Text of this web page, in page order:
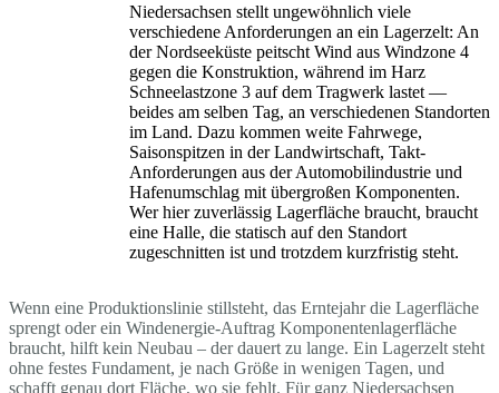
Niedersachsen stellt ungewöhnlich viele
verschiedene Anforderungen an ein Lagerzelt: An
der Nordseeküste peitscht Wind aus Windzone 4
gegen die Konstruktion, während im Harz
Schneelastzone 3 auf dem Tragwerk lastet —
beides am selben Tag, an verschiedenen Standorten
im Land. Dazu kommen weite Fahrwege,
Saisonspitzen in der Landwirtschaft, Takt-
Anforderungen aus der Automobilindustrie und
Hafenumschlag mit übergroßen Komponenten.
Wer hier zuverlässig Lagerfläche braucht, braucht
eine Halle, die statisch auf den Standort
zugeschnitten ist und trotzdem kurzfristig steht.
Wenn eine Produktionslinie stillsteht, das Erntejahr die Lagerfläche
sprengt oder ein Windenergie-Auftrag Komponentenlagerfläche
braucht, hilft kein Neubau – der dauert zu lange. Ein Lagerzelt steht
ohne festes Fundament, je nach Größe in wenigen Tagen, und
schafft genau dort Fläche, wo sie fehlt. Für ganz Niedersachsen